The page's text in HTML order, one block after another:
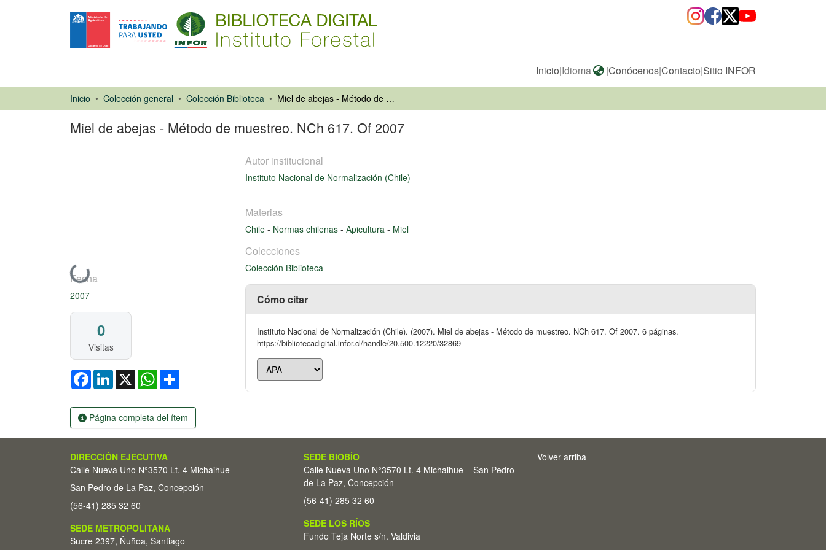
Inicio|Idioma |Conócenos|Contacto|Sitio INFOR
Inicio Colección general Colección Biblioteca Miel de abejas - Método de muestreo. NCh 617. Of 2007
Miel de abejas - Método de muestreo. NCh 617. Of 2007
Cargando...
Fecha
2007
0
Visitas
FacebookLinkedIn
X WhatsApp
Página completa del ítem
Autor institucional
Instituto Nacional de Normalización (Chile)
Materias
Chile - Normas chilenas - Apicultura - Miel
Colecciones
Colección Biblioteca
Cómo citar
Instituto Nacional de Normalización (Chile). (2007). Miel de abejas - Método de muestreo. NCh 617. Of 2007. 6 páginas.
https://bibliotecadigital.infor.cl/handle/20.500.12220/32869
DIRECCIÓN EJECUTIVA
Calle Nueva Uno N°3570 Lt. 4 Michaihue -
San Pedro de La Paz, Concepción
(56-41) 285 32 60
SEDE METROPOLITANA
Sucre 2397, Ñuñoa, Santiago
SEDE BIOBÍO
Calle Nueva Uno N°3570 Lt. 4 Michaihue – San Pedro
de La Paz, Concepción
(56-41) 285 32 60
SEDE LOS RÍOS
Fundo Teja Norte s/n. Valdivia
Volver arriba